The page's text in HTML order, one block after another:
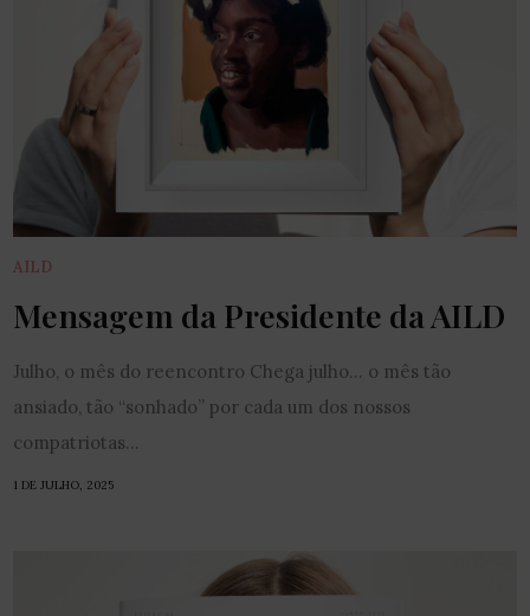
AILD
Mensagem da Presidente da AILD
Julho, o mês do reencontro Chega julho… o mês tão
ansiado, tão “sonhado” por cada um dos nossos
compatriotas...
1 DE JULHO, 2025